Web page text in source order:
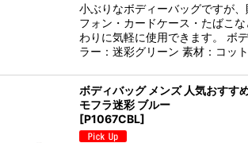
小ぶりなボディーバッグですが、
フォン・カードケース・たばこ
わりに気軽に使用できます。 ボ
ラー：迷彩グリーン 素材：コッ
ボディバッグ メンズ 人気おすす
モフラ迷彩 ブルー
[P1067CBL]